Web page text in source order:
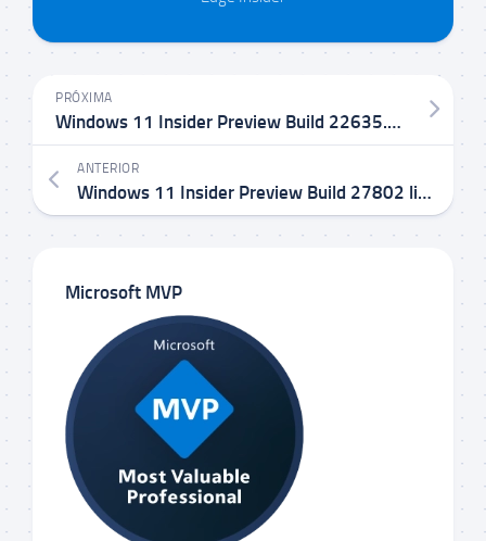
PRÓXIMA
Windows 11 Insider Preview Build 22635.5015 KB5052089 no Canal Beta
ANTERIOR
Windows 11 Insider Preview Build 27802 liberado no Canal Canary
Microsoft MVP